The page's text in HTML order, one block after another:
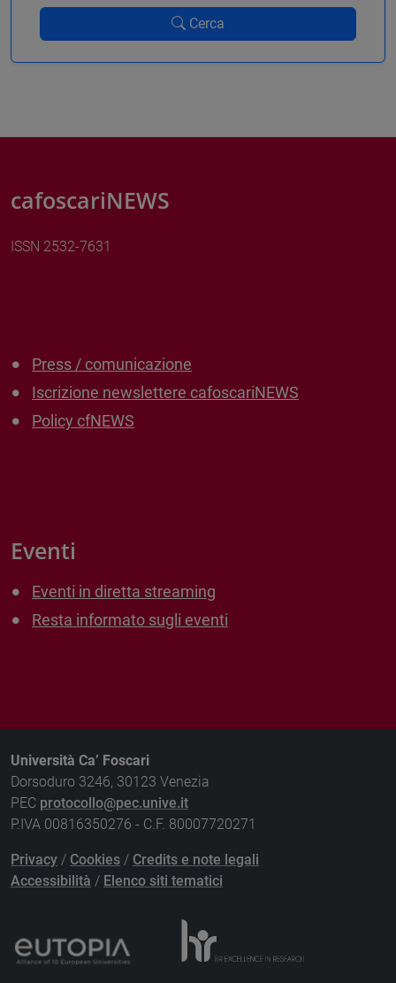
Cerca
cafoscariNEWS
ISSN 2532-7631
Press / comunicazione
Iscrizione newslettere cafoscariNEWS
Policy cfNEWS
Eventi
Eventi in diretta streaming
Resta informato sugli eventi
Università Ca’ Foscari
Dorsoduro 3246, 30123 Venezia
PEC protocollo@pec.unive.it
P.IVA 00816350276 - C.F. 80007720271
Privacy / Cookies / Credits e note legali
Accessibilità / Elenco siti tematici